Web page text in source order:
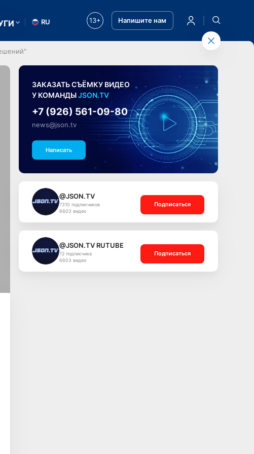
RU 13+ Напишите нам
ЗАКАЗАТЬ СЪЁМКУ ВИДЕО
У КОМАНДЫJSON.TV
+7 (926) 561-09-80
news@json.tv
Написать
@JSON.TV
7310 подписчиков
6603 видео
Подписаться
@JSON.TV RUTUBE
72 подписчика
6603 видео
Подписаться